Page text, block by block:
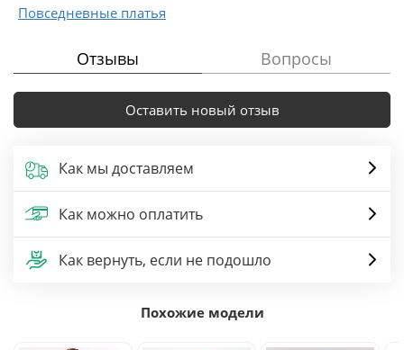
Повседневные платья
Отзывы Вопросы
Оставить новый отзыв
Как мы доставляем
Как можно оплатить
Как вернуть, если не подошло
Похожие модели